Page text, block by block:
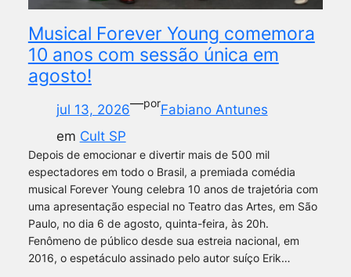
Musical Forever Young comemora
10 anos com sessão única em
agosto!
jul 13, 2026—porFabiano Antunes
em Cult SP
Depois de emocionar e divertir mais de 500 mil
espectadores em todo o Brasil, a premiada comédia
musical Forever Young celebra 10 anos de trajetória com
uma apresentação especial no Teatro das Artes, em São
Paulo, no dia 6 de agosto, quinta-feira, às 20h.
Fenômeno de público desde sua estreia nacional, em
2016, o espetáculo assinado pelo autor suíço Erik…